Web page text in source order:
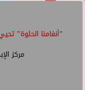
"أنغامنا الحلوة"
مركز